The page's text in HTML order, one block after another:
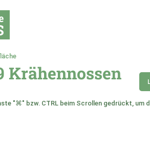
Krähennossen
"⌘" bzw. CTRL beim Scrollen gedrückt, um